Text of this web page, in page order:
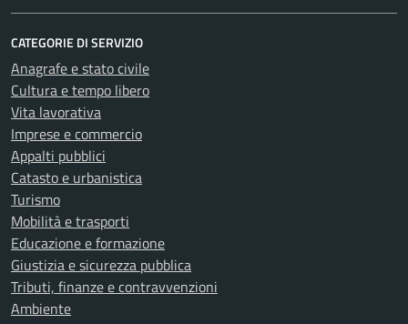
CATEGORIE DI SERVIZIO
Anagrafe e stato civile
Cultura e tempo libero
Vita lavorativa
Imprese e commercio
Appalti pubblici
Catasto e urbanistica
Turismo
Mobilità e trasporti
Educazione e formazione
Giustizia e sicurezza pubblica
Tributi, finanze e contravvenzioni
Ambiente